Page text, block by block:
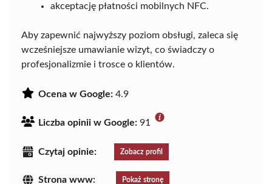
akceptację płatności mobilnych NFC.
Aby zapewnić najwyższy poziom obsługi, zaleca się
wcześniejsze umawianie wizyt, co świadczy o
profesjonalizmie i trosce o klientów.
Ocena w Google: 4.9
Liczba opinii w Google: 91
Czytaj opinie: Zobacz profil
Strona www: Pokaż stronę